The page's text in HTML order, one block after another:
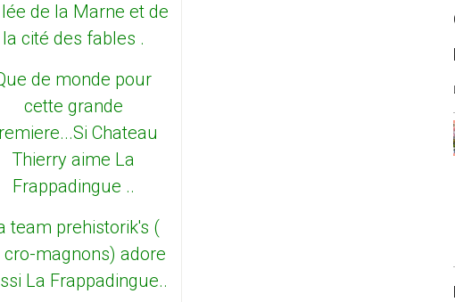
de la Marne et de
la cité des fables .
de monde pour
cette grande
Chateau
Thierry aime La
Frappadingue ..
team prehistorik's (
cro-magnons) adore
La Frappadingue..